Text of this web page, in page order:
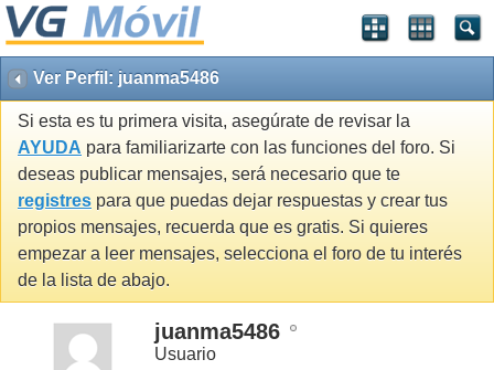
Ver Perfil: juanma5486
Si esta es tu primera visita, asegúrate de revisar la
AYUDA para familiarizarte con las funciones del foro. Si
deseas publicar mensajes, será necesario que te
registres para que puedas dejar respuestas y crear tus
propios mensajes, recuerda que es gratis. Si quieres
empezar a leer mensajes, selecciona el foro de tu interés
de la lista de abajo.
juanma5486
Usuario